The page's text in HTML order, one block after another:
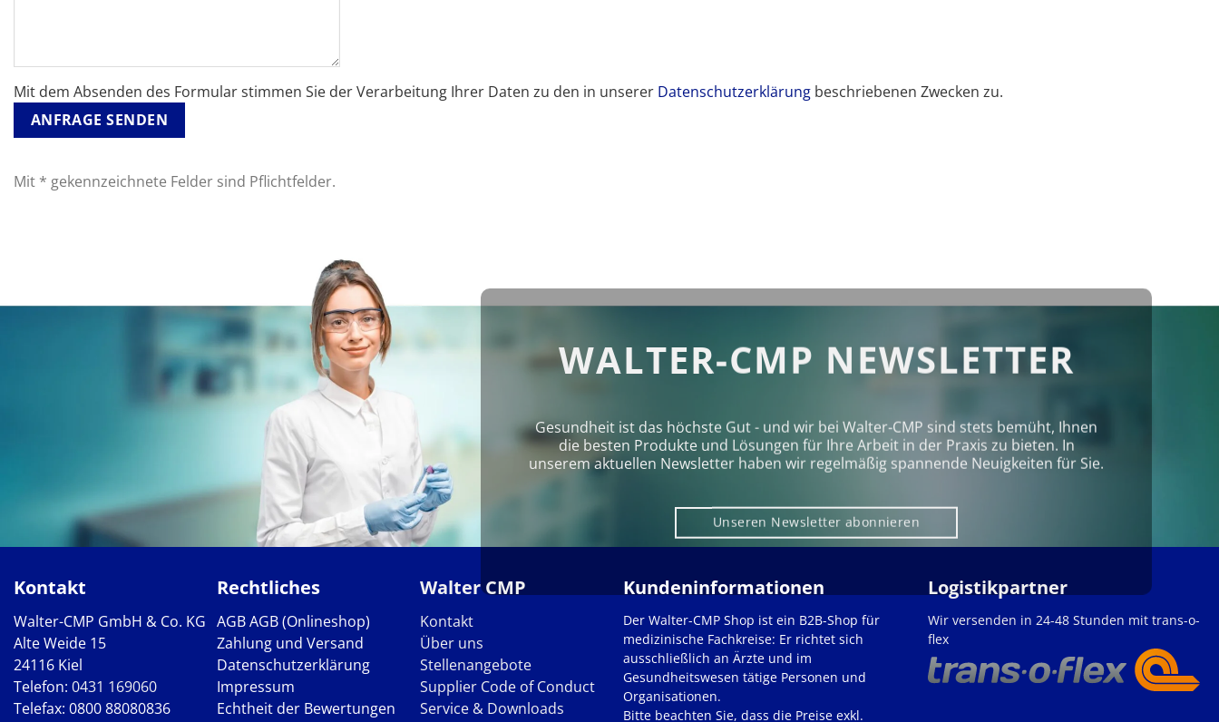
Mit dem Absenden des Formular stimmen Sie der Verarbeitung Ihrer Daten zu den in unserer Datenschutzerklärung beschriebenen Zwecken zu.
ANFRAGE SENDEN
Mit * gekennzeichnete Felder sind Pflichtfelder.
WALTER-CMP NEWSLETTER
Gesundheit ist das höchste Gut - und wir bei Walter‑CMP sind stets bemüht, Ihnen
die besten Produkte und Lösungen für Ihre Arbeit in der Praxis zu bieten. In
unserem aktuellen Newsletter haben wir regelmäßig spannende Neuigkeiten für Sie.
Unseren Newsletter abonnieren
Kontakt
Walter-CMP GmbH & Co. KG
Alte Weide 15
24116 Kiel
Telefon: 0431 169060
Telefax: 0800 88080836
Rechtliches
AGBAGB (Onlineshop)
Zahlung und Versand
Datenschutzerklärung
Impressum
Echtheit der Bewertungen
Walter CMP
Kontakt
Über uns
Stellenangebote
Supplier Code of Conduct
Service & Downloads
Kundeninformationen
Der Walter-CMP Shop ist ein B2B-Shop für
medizinische Fachkreise: Er richtet sich
ausschließlich an Ärzte und im
Gesundheitswesen tätige Personen und
Organisationen.
Bitte beachten Sie, dass die Preise exkl.
Logistikpartner
Wir versenden in 24-48 Stunden mit trans-o-
flex